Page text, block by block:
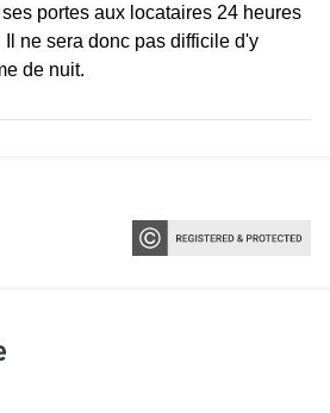
portes aux locataires 24 heures
Il ne sera donc pas difficile d'y
de nuit.